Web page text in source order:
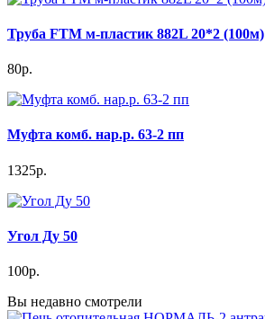
Труба FTM м-пластик 882L 20*2 (100м)
80р.
Муфта комб. нар.р. 63-2 пп
1325р.
Угол Ду 50
100р.
Вы недавно смотрели